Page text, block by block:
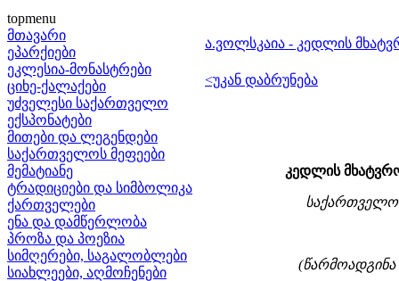
topmenu
მთავარი
ეპარქიები
ეკლესია-მონასტრები
ციხე-ქალაქები
უძველესი საქართველო
ექსპონატები
მითები და ლეგენდები
საქართველოს მეფეები
მემატიანე
ტრადიციები და სიმბოლიკა
ქართველები
ენა და დამწერლობა
პროზა და პოეზია
სიმღერები, საგალობლები
სიახლეები, აღმოჩენები
ა.ვოლსკაია - კედლის
<უკან დაბრუნება
კედლის
საქართველოს
(წარმოადგინა